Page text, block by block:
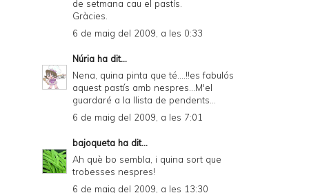
de setmana cau el pastís.
Gràcies.
6 de maig del 2009, a les 0:33
Núria ha dit...
Nena, quina pinta que té....!!es fabulós
aquest pastís amb nespres...M'el
guardaré a la llista de pendents...
6 de maig del 2009, a les 7:01
bajoqueta ha dit...
Ah què bo sembla, i quina sort que
trobesses nespres!
6 de maig del 2009, a les 13:30